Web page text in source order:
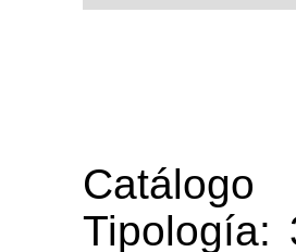
Tipología: